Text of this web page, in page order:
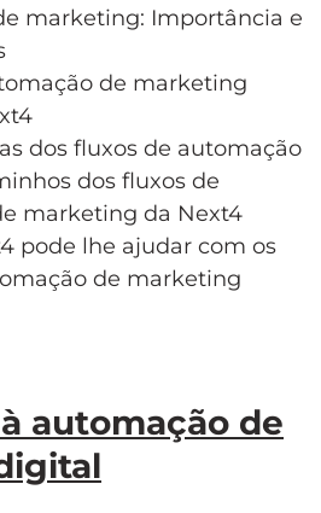
marketing: Importância e
de marketing
dos fluxos de automação
dos fluxos de
marketing da Next4
pode lhe ajudar com os
de marketing
automação de